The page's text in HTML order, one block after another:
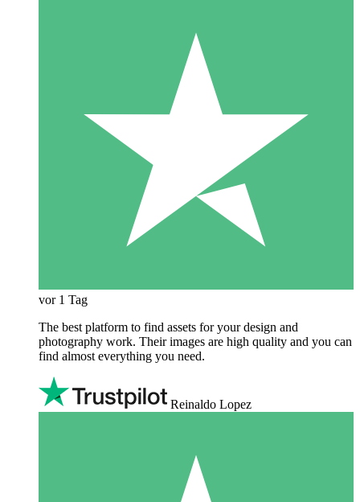
vor 1 Tag
The best platform to find assets for your design and
photography work. Their images are high quality and you can
find almost everything you need.
Reinaldo Lopez